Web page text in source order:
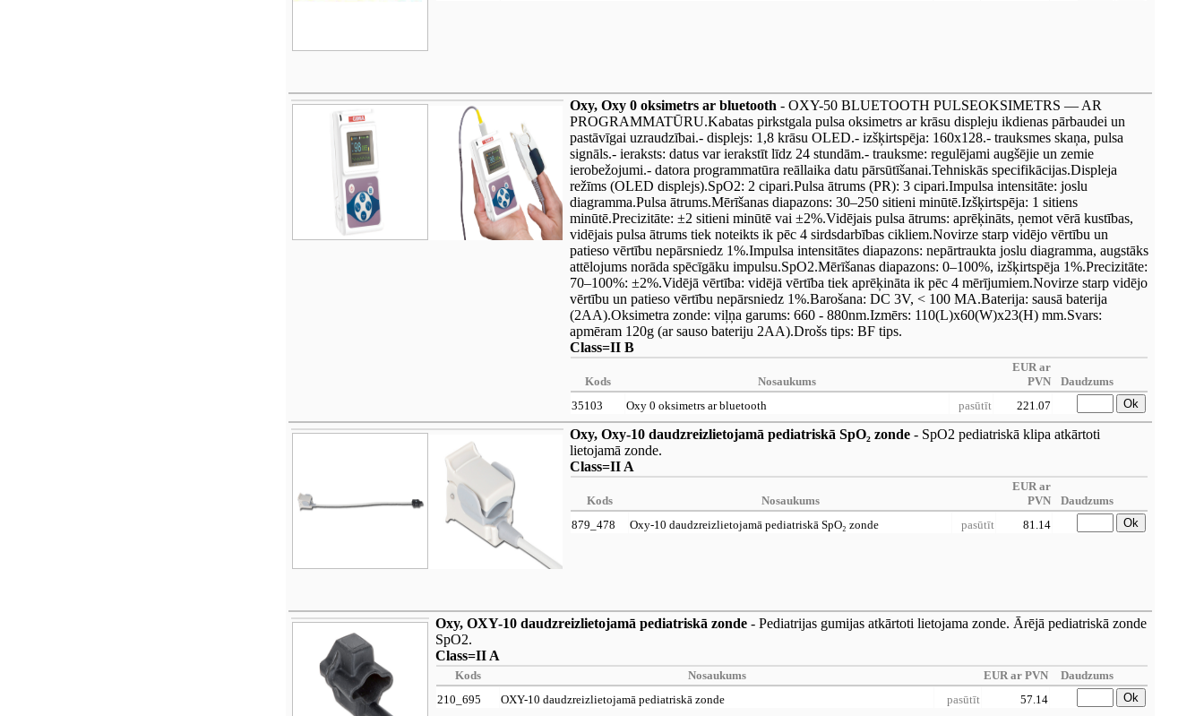
Oxy, Oxy 0 oksimetrs ar bluetooth - OXY-50 BLUETOOTH PULSEOKSIMETRS — AR
PROGRAMMATŪRU.Kabatas pirkstgala pulsa oksimetrs ar krāsu displeju ikdienas pārbaudei un
pastāvīgai uzraudzībai.- displejs: 1,8 krāsu OLED.- izšķirtspēja: 160x128.- trauksmes skaņa, pulsa
signāls.- ieraksts: datus var ierakstīt līdz 24 stundām.- trauksme: regulējami augšējie un zemie
ierobežojumi.- datora programmatūra reāllaika datu pārsūtīšanai.Tehniskās specifikācijas.Displeja
režīms (OLED displejs).SpO2: 2 cipari.Pulsa ātrums (PR): 3 cipari.Impulsa intensitāte: joslu
diagramma.Pulsa ātrums.Mērīšanas diapazons: 30–250 sitieni minūtē.Izšķirtspēja: 1 sitiens
minūtē.Precizitāte: ±2 sitieni minūtē vai ±2%.Vidējais pulsa ātrums: aprēķināts, ņemot vērā kustības,
vidējais pulsa ātrums tiek noteikts ik pēc 4 sirdsdarbības cikliem.Novirze starp vidējo vērtību un
patieso vērtību nepārsniedz 1%.Impulsa intensitātes diapazons: nepārtraukta joslu diagramma, augstāks
attēlojums norāda spēcīgāku impulsu.SpO2.Mērīšanas diapazons: 0–100%, izšķirtspēja 1%.Precizitāte:
70–100%: ±2%.Vidējā vērtība: vidējā vērtība tiek aprēķināta ik pēc 4 mērījumiem.Novirze starp vidējo
vērtību un patieso vērtību nepārsniedz 1%.Barošana: DC 3V, < 100 MA.Baterija: sausā baterija
(2AA).Oksimetra zonde: viļņa garums: 660 - 880nm.Izmērs: 110(L)x60(W)x23(H) mm.Svars:
apmēram 120g (ar sauso bateriju 2AA).Drošs tips: BF tips.
Class=II B
Kods Nosaukums
EUR ar
PVN
Daudzums
35103
Oxy 0 oksimetrs ar bluetooth pasūtīt 221.07 Ok
Oxy, Oxy-10 daudzreizlietojamā pediatriskā SpO₂ zonde - SpO2 pediatriskā klipa atkārtoti
lietojamā zonde.
Class=II A
Kods Nosaukums
EUR ar
PVN
Daudzums
879_478
Oxy-10 daudzreizlietojamā pediatriskā SpO₂ zonde pasūtīt 81.14 Ok
Oxy, OXY-10 daudzreizlietojamā pediatriskā zonde - Pediatrijas gumijas atkārtoti lietojama zonde. Ārējā pediatriskā zonde
SpO2.
Class=II A
Kods Nosaukums EUR ar PVN
Daudzums
210_695
OXY-10 daudzreizlietojamā pediatriskā zonde pasūtīt 57.14 Ok